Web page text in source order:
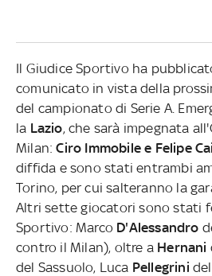
Il Giudice Sportivo ha
comunicato in vista della
del campionato di Serie A.
la Lazio, che sarà impegnata
Milan: Ciro Immobile e Felipe
diffida e sono stati entrambi
Torino, per cui salteranno la
Altri sette giocatori sono stati
Sportivo: Marco D'Alessandro
contro il Milan), oltre a Hernani
del Sassuolo, Luca Pellegrini